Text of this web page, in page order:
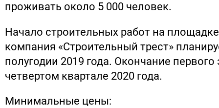
проживать около 5 000 человек.
Начало строительных работ на площадке
компания «Строительный трест»
полугодии 2019 года. Окончание первого
четвертом квартале 2020 года.
Минимальные цены: